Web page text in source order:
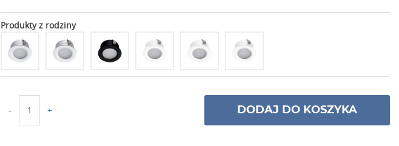
Produkty z rodziny
- + DODAJ DO KOSZYKA